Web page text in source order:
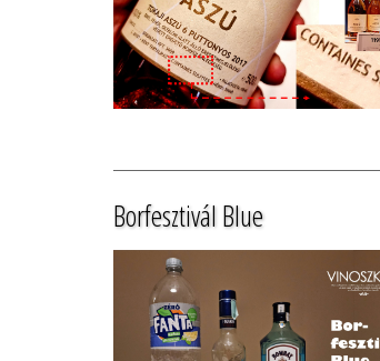
Borfesztivál Blue